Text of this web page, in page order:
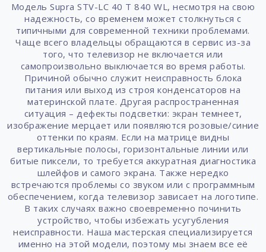
Модель Supra STV-LC 40 T 840 WL, несмотря на свою
надежность, со временем может столкнуться с
типичными для современной техники проблемами.
Чаще всего владельцы обращаются в сервис из-за
того, что телевизор не включается или
самопроизвольно выключается во время работы.
Причиной обычно служит неисправность блока
питания или выход из строя конденсаторов на
материнской плате. Другая распространенная
ситуация – дефекты подсветки: экран темнеет,
изображение мерцает или появляются розовые/синие
оттенки по краям. Если на матрице видны
вертикальные полосы, горизонтальные линии или
битые пиксели, то требуется аккуратная диагностика
шлейфов и самого экрана. Также нередко
встречаются проблемы со звуком или с программным
обеспечением, когда телевизор зависает на логотипе.
В таких случаях важно своевременно починить
устройство, чтобы избежать усугубления
неисправности. Наша мастерская специализируется
именно на этой модели, поэтому мы знаем все её